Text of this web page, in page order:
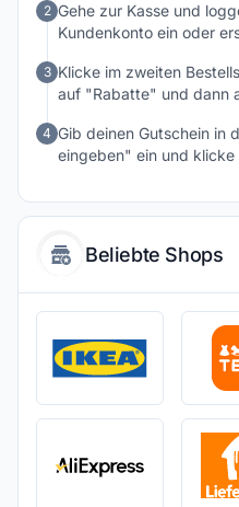
2 Gehe zur Kasse und
Kundenkonto ein oder
3 Klicke im zweiten
auf "Rabatte" und dann
4 Gib deinen Gutschein in
eingeben" ein und
Beliebte Shops